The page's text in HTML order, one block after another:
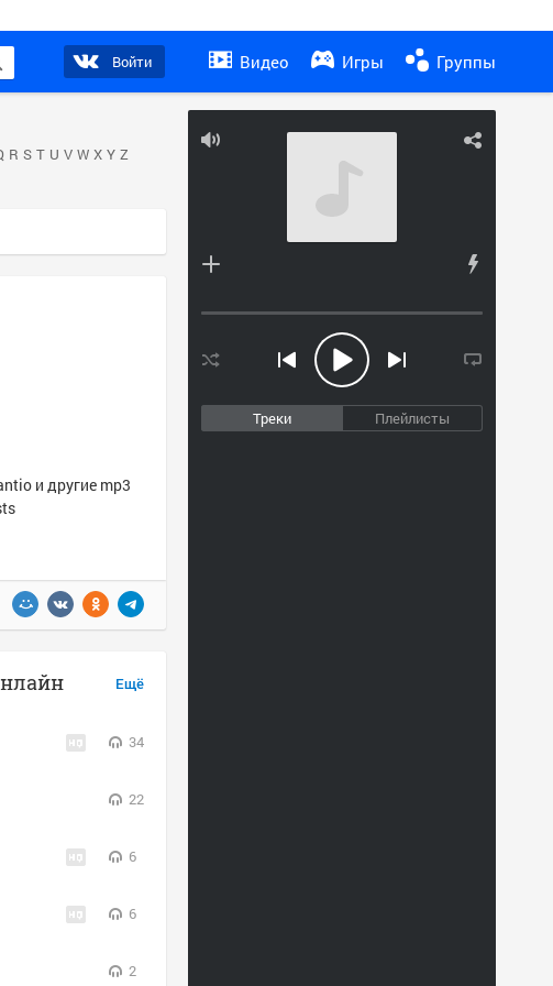
Войти Видео Игры Группы
Треки Плейлисты
R S T U V W X Y Z
и другие mp3
Ещё
34
22
6
6
2